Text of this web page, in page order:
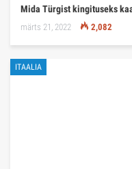
Mida Türgist kingituseks
märts 21, 2022 2,082
ITAALIA